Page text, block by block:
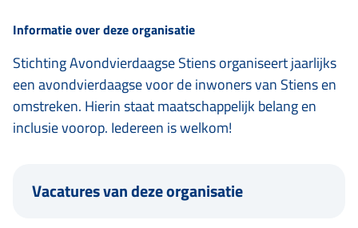
Informatie over deze organisatie
Stichting Avondvierdaagse Stiens organiseert jaarlijks
een avondvierdaagse voor de inwoners van Stiens en
omstreken. Hierin staat maatschappelijk belang en
inclusie voorop. Iedereen is welkom!
Vacatures van deze organisatie